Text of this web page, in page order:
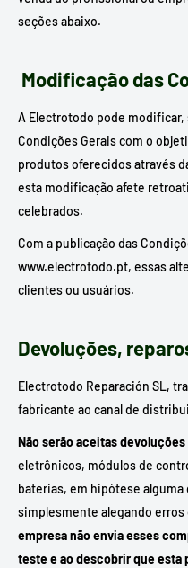
seções abaixo.
Modificação das
A Electrotodo pode
Condições Gerais com o
produtos oferecidos através
esta modificação afete
celebrados.
Com a publicação das
www.electrotodo.pt, essas
clientes ou usuários.
Devoluções,
Electrotodo Reparación SL,
fabricante ao canal de
Não serão aceitas devoluções
eletrônicos, módulos de
baterias, em hipótese
simplesmente alegando erros
empresa não envia esses
teste e ao descobrir que esta